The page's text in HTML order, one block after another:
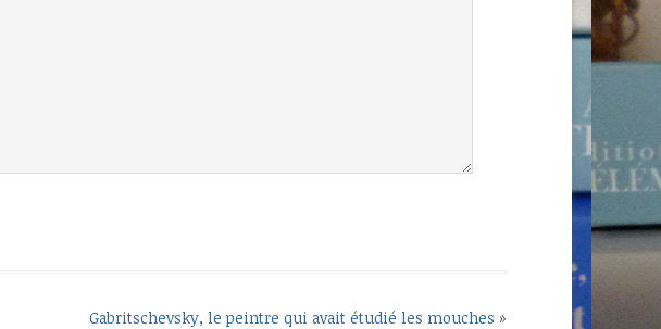
Gabritschevsky, le peintre qui avait étudié les mouches »